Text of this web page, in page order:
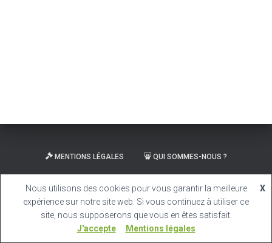
MENTIONS LÉGALES QUI SOMMES-NOUS ?
CARRIÈRE
Hestia | Développé parThemeIsle
Nous utilisons des cookies pour vous garantir la meilleure
expérience sur notre site web. Si vous continuez à utiliser ce
site, nous supposerons que vous en êtes satisfait.
X
J'accepte Mentions légales